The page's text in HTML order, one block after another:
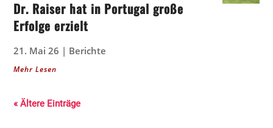
Dr. Raiser hat in Portugal große
Erfolge erzielt
21. Mai 26 | Berichte
Mehr Lesen
« Ältere Einträge